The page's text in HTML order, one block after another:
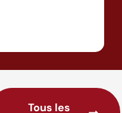
Tous les